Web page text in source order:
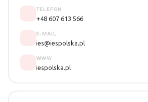
TELEFON
+48 607 613 566
E-MAIL
ies@iespolska.pl
WWW
iespolska.pl